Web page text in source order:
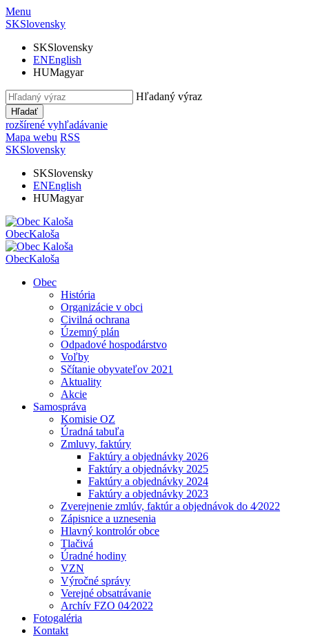
Menu
SKSlovensky
SKSlovensky
ENEnglish
HUMagyar
Hľadaný výraz
Hľadať
rozšírené vyhľadávanie
Mapa webu RSS
SKSlovensky
SKSlovensky
ENEnglish
HUMagyar
ObecKaloša
ObecKaloša
Obec
História
Organizácie v obci
Civilná ochrana
Územný plán
Odpadové hospodárstvo
Voľby
Sčítanie obyvateľov 2021
Aktuality
Akcie
Samospráva
Komisie OZ
Úradná tabuľa
Zmluvy, faktúry
Faktúry a objednávky 2026
Faktúry a objednávky 2025
Faktúry a objednávky 2024
Faktúry a objednávky 2023
Zverejnenie zmlúv, faktúr a objednávok do 4⁄2022
Zápisnice a uznesenia
Hlavný kontrolór obce
Tlačivá
Úradné hodiny
VZN
Výročné správy
Verejné obsatrávanie
Archív FZO 04⁄2022
Fotogaléria
Kontakt